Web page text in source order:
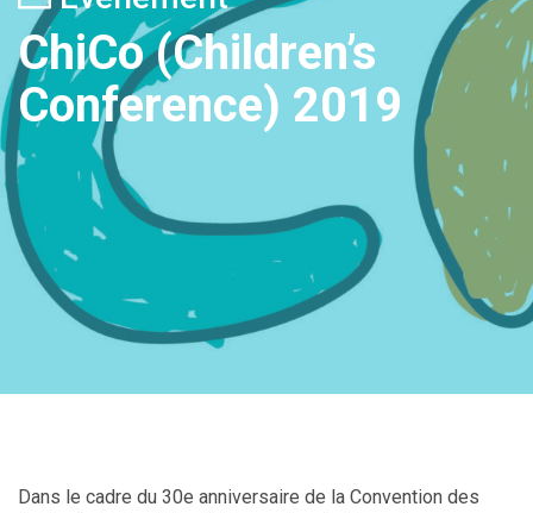
ChiCo (Children’s
Conference) 2019
Dans le cadre du 30e anniversaire de la Convention des